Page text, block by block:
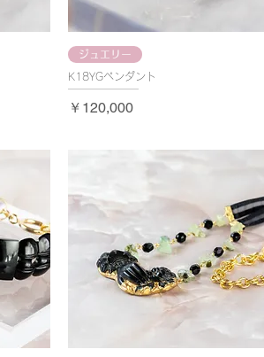
ジュエリー
K18YGペンダント
価格
￥120,000